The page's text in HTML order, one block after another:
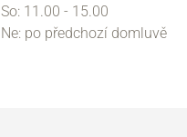
So: 11.00 - 15.00
Ne: po předchozí domluvě